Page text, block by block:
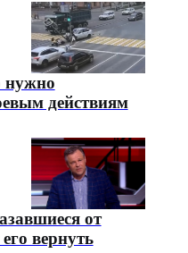
нужно
действиям
от
вернуть